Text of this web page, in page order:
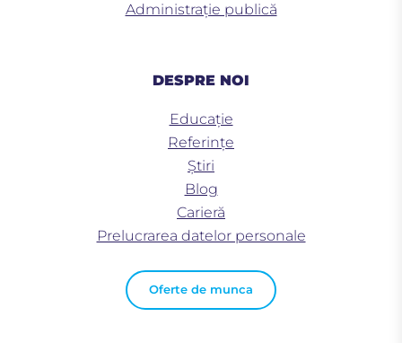
Administrație publică
DESPRE NOI
Educaţie
Referințe
Știri
Blog
Carieră
Prelucrarea datelor personale
Oferte de munca